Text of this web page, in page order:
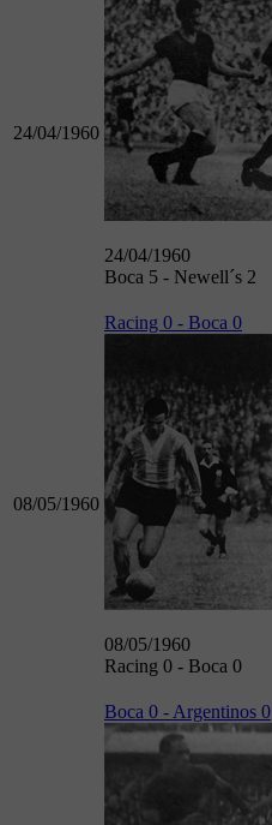
24/04/1960
24/04/1960
Boca 5 - Newell´s 2
08/05/1960
Racing 0 - Boca 0
08/05/1960
Racing 0 - Boca 0
Boca 0 - Argentinos 0